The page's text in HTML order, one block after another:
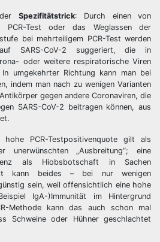
Spezifitätstrick: Durch einen von
PCR-Test oder das Weglassen der
bei mehrteiligem PCR-Test werden
SARS-CoV-2 suggeriert, die in
oder weitere respiratorische Viren
umgekehrter Richtung kann man bei
indem man nach zu wenigen Varianten
gegen andere Coronaviren, die
SARS-CoV-2 beitragen können, aus
PCR-Testpositivenquote gilt als
unerwünschten „Ausbreitung“; eine
als Hiobsbotschaft in Sachen
kann beides – bei nur wenigen
sein, weil offensichtlich eine hohe
IgA-)Immunität im Hintergrund
Methode kann das auch schon mal
Schweine oder Hühner geschlachtet